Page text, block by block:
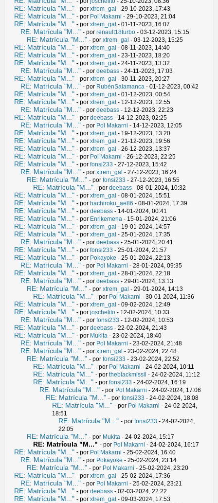
RE: Matrícula "M..." - por xtrem_gal - 29-10-2023, 17:43
RE: Matrícula "M..." - por Pol Makarni - 29-10-2023, 21:04
RE: Matrícula "M..." - por xtrem_gal - 01-11-2023, 16:07
RE: Matrícula "M..." - por renault18turbo - 03-12-2023, 15:15
RE: Matrícula "M..." - por xtrem_gal - 03-12-2023, 15:25
RE: Matrícula "M..." - por xtrem_gal - 08-11-2023, 14:40
RE: Matrícula "M..." - por xtrem_gal - 23-11-2023, 18:20
RE: Matrícula "M..." - por xtrem_gal - 24-11-2023, 13:32
RE: Matrícula "M..." - por deebass - 24-11-2023, 17:03
RE: Matrícula "M..." - por xtrem_gal - 30-11-2023, 20:27
RE: Matrícula "M..." - por RubénSalamanca - 01-12-2023, 00:42
RE: Matrícula "M..." - por xtrem_gal - 01-12-2023, 00:54
RE: Matrícula "M..." - por xtrem_gal - 12-12-2023, 12:55
RE: Matrícula "M..." - por deebass - 12-12-2023, 22:23
RE: Matrícula "M..." - por deebass - 14-12-2023, 02:25
RE: Matrícula "M..." - por Pol Makarni - 14-12-2023, 12:05
RE: Matrícula "M..." - por xtrem_gal - 19-12-2023, 13:20
RE: Matrícula "M..." - por xtrem_gal - 21-12-2023, 19:56
RE: Matrícula "M..." - por xtrem_gal - 26-12-2023, 13:37
RE: Matrícula "M..." - por Pol Makarni - 26-12-2023, 22:25
RE: Matrícula "M..." - por fonsi233 - 27-12-2023, 15:42
RE: Matrícula "M..." - por xtrem_gal - 27-12-2023, 16:24
RE: Matrícula "M..." - por fonsi233 - 27-12-2023, 16:55
RE: Matrícula "M..." - por deebass - 08-01-2024, 10:32
RE: Matrícula "M..." - por xtrem_gal - 08-01-2024, 15:51
RE: Matrícula "M..." - por hachiroku_ae86 - 08-01-2024, 17:39
RE: Matrícula "M..." - por deebass - 14-01-2024, 00:41
RE: Matrícula "M..." - por Enrikemena - 15-01-2024, 21:06
RE: Matrícula "M..." - por xtrem_gal - 19-01-2024, 14:57
RE: Matrícula "M..." - por xtrem_gal - 25-01-2024, 17:35
RE: Matrícula "M..." - por deebass - 25-01-2024, 20:41
RE: Matrícula "M..." - por fonsi233 - 25-01-2024, 21:57
RE: Matrícula "M..." - por Pokayoke - 25-01-2024, 22:13
RE: Matrícula "M..." - por Pol Makarni - 28-01-2024, 09:35
RE: Matrícula "M..." - por xtrem_gal - 28-01-2024, 22:18
RE: Matrícula "M..." - por deebass - 29-01-2024, 13:13
RE: Matrícula "M..." - por xtrem_gal - 29-01-2024, 14:13
RE: Matrícula "M..." - por Pol Makarni - 30-01-2024, 11:36
RE: Matrícula "M..." - por xtrem_gal - 09-02-2024, 12:49
RE: Matrícula "M..." - por joschelito - 12-02-2024, 10:33
RE: Matrícula "M..." - por fonsi233 - 12-02-2024, 10:53
RE: Matrícula "M..." - por deebass - 22-02-2024, 21:43
RE: Matrícula "M..." - por Mukita - 23-02-2024, 18:40
RE: Matrícula "M..." - por Pol Makarni - 23-02-2024, 21:48
RE: Matrícula "M..." - por xtrem_gal - 23-02-2024, 22:48
RE: Matrícula "M..." - por fonsi233 - 23-02-2024, 22:52
RE: Matrícula "M..." - por Pol Makarni - 24-02-2024, 10:11
RE: Matrícula "M..." - por theblackmissil - 24-02-2024, 11:12
RE: Matrícula "M..." - por fonsi233 - 24-02-2024, 16:19
RE: Matrícula "M..." - por Pol Makarni - 24-02-2024, 17:06
RE: Matrícula "M..." - por fonsi233 - 24-02-2024, 18:08
RE: Matrícula "M..." - por Pol Makarni - 24-02-2024,
18:51
RE: Matrícula "M..." - por fonsi233 - 24-02-2024,
22:05
RE: Matrícula "M..." - por Mukita - 24-02-2024, 15:17
RE: Matrícula "M..." - por Pol Makarni - 24-02-2024, 16:17
RE: Matrícula "M..." - por Pol Makarni - 25-02-2024, 16:40
RE: Matrícula "M..." - por Pokayoke - 25-02-2024, 23:14
RE: Matrícula "M..." - por Pol Makarni - 25-02-2024, 23:20
RE: Matrícula "M..." - por xtrem_gal - 25-02-2024, 17:36
RE: Matrícula "M..." - por Pol Makarni - 25-02-2024, 23:21
RE: Matrícula "M..." - por deebass - 02-03-2024, 22:22
RE: Matrícula "M..." - por xtrem_gal - 09-03-2024, 17:53